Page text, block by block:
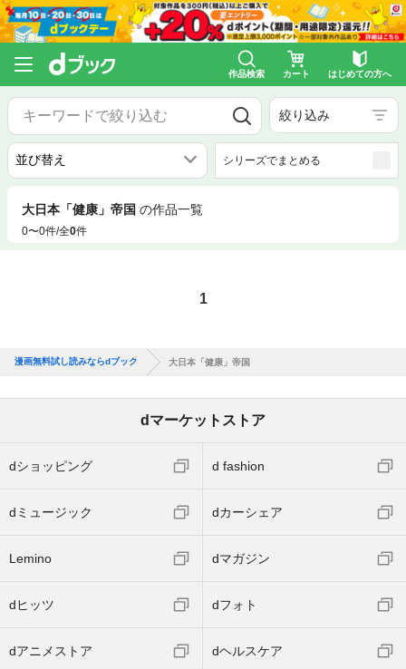
作品検索 カート はじめての方へ
絞り込み
シリーズでまとめる
大日本「健康」帝国 の作品一覧
0〜0件/全0件
1
漫画無料試し読みならdブック 大日本「健康」帝国
dマーケットストア
dショッピング d fashion
dミュージック dカーシェア
Lemino dマガジン
dヒッツ dフォト
dアニメストア dヘルスケア